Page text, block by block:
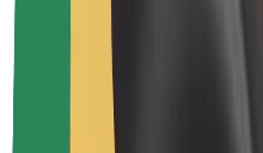
Vakansiyalar